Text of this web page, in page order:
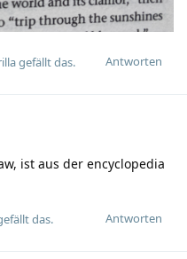
Antworten
gefällt das.
ist aus der encyclopedia
Antworten
das.